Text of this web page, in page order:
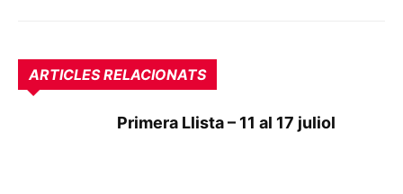
ARTICLES RELACIONATS
Primera Llista – 11 al 17 juliol